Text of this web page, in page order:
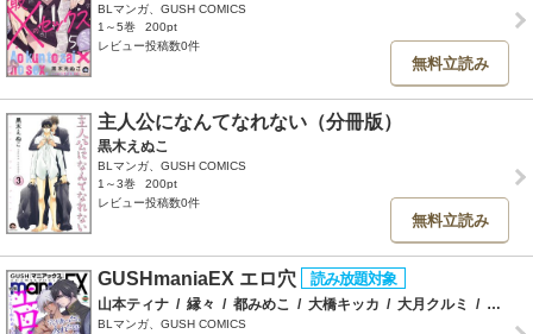
BLマンガ、GUSH COMICS
1～5巻
200pt
レビュー投稿数0件
無料立読み
主人公になんてなれない（分冊版）
黒木えぬこ
BLマンガ、GUSH COMICS
1～3巻
200pt
レビュー投稿数0件
無料立読み
GUSHmaniaEX エロ穴
山本ティナ / 縁々 / 都みめこ / 大橋キッカ / 大月クルミ /
BLマンガ、GUSH COMICS